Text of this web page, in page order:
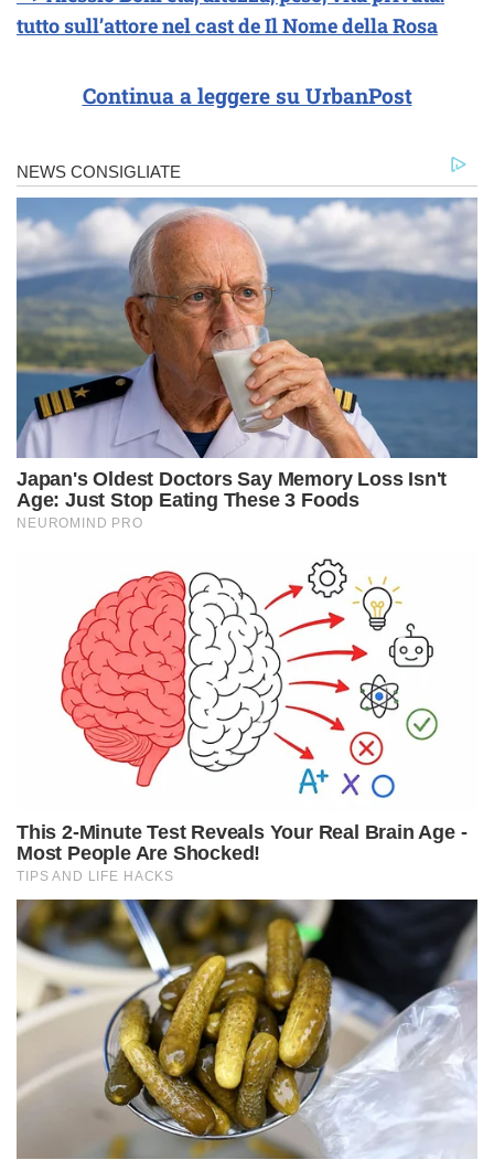
tutto sull’attore nel cast de Il Nome della Rosa
Continua a leggere su UrbanPost